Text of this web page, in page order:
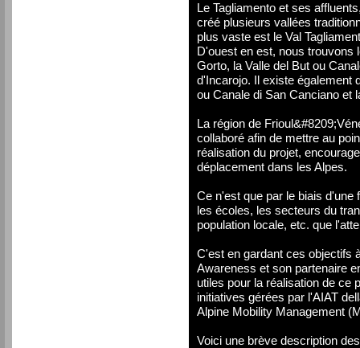
Le Tagliamento et ses
créé plusieurs vallées
plus vaste est le Val
D'ouest en est, nous trouvons
Gorto, la Valle del But ou
d'Incarojo. Il existe également
ou Canale di San Canciano et
La région de
collaboré afin de mettre au
réalisation du projet,
déplacement dans les Alpes.
Ce n'est que par le biais d'une
les écoles, les secteurs du
population locale, etc. que
C'est en gardant ces objectifs
Awareness et son partenaire
utiles pour la réalisation de ce
initiatives gérées par l'AIAT
Alpine Mobility Management
Voici une brève description